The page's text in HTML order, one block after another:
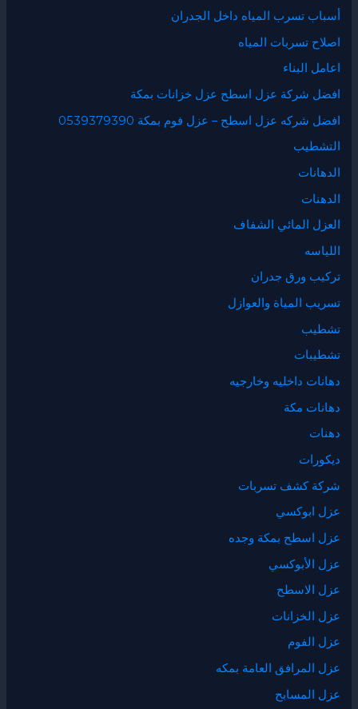
أسباب تسرب المياه داخل الجدران
اصلاح تسربات المياه
اعامل البناء
افضل شركة عزل اسطح عزل خزانات بمكة
افضل شركه عزل اسطح – عزل فوم بمكة 0539379390
التشطيب
الدهانات
الدهنات
العزل المائي الشفاف
اللياسه
تركيب ورق جدران
تسريب المياة والعوازل
تشطيب
تشطيبات
دهانات داخليه وخارجيه
دهانات مكة
دهنات
ديكورات
شركة كشف تسربات
عزل ابوكسي
عزل اسطح بمكة وجده
عزل الأبوكسي
عزل الاسطح
عزل الخزانات
عزل الفوم
عزل المرافق العامة بمكه
عزل المسابح